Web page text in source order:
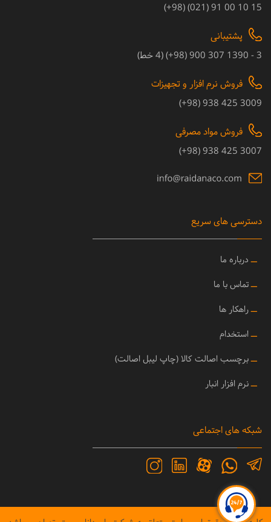
15 10 00 91 (021) (98+)
پشتیبانی
3 - 1390 307 900 (98+) (4 خط)
فروش نرم افزار و تجهیزات
3009 425 938 (98+)
فروش مواد مصرفی
3007 425 938 (98+)
دسترسی های سریع
ــ درباره ما
ــتماس با ما
ــراهکار ها
ــ استخدام
ــبرچسب اصالت کالا (چاپ لیبل اصالت)
ــنرم افزار انبار
شبکه های اجتماعی